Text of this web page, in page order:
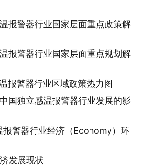
报警器行业国家层面重点政策解
报警器行业国家层面重点规划解
报警器行业区域政策热力图
国独立感温报警器行业发展的影
报警器行业经济（Economy）环
发展现状